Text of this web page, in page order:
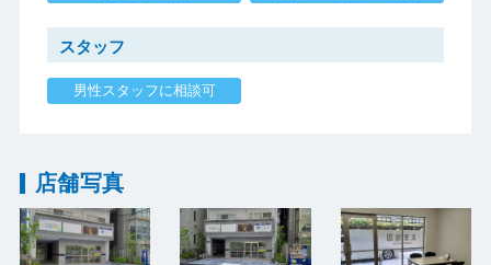
スタッフ
男性スタッフに相談可
店舗写真